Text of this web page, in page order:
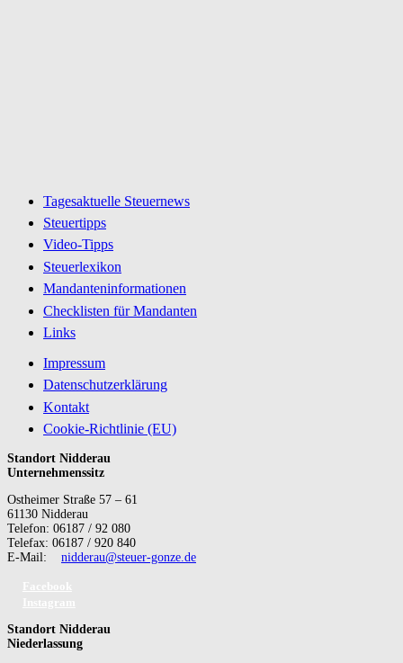
Tagesaktuelle Steuernews
Steuertipps
Video-Tipps
Steuerlexikon
Mandanteninformationen
Checklisten für Mandanten
Links
Impressum
Datenschutzerklärung
Kontakt
Cookie-Richtlinie (EU)
Standort Nidderau
Unternehmenssitz
Ostheimer Straße 57 – 61
61130 Nidderau
Telefon: 06187 / 92 080
Telefax: 06187 / 920 840
E-Mail: nidderau@steuer-gonze.de
Standort Nidderau
Niederlassung